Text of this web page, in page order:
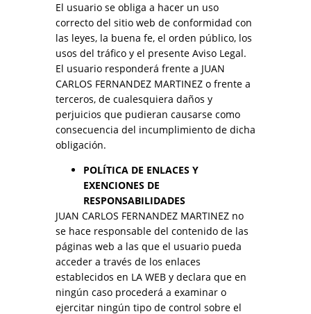
El usuario se obliga a hacer un uso
correcto del sitio web de conformidad con
las leyes, la buena fe, el orden público, los
usos del tráfico y el presente Aviso Legal.
El usuario responderá frente a JUAN
CARLOS FERNANDEZ MARTINEZ o frente a
terceros, de cualesquiera daños y
perjuicios que pudieran causarse como
consecuencia del incumplimiento de dicha
obligación.
POLÍTICA DE ENLACES Y
EXENCIONES DE
RESPONSABILIDADES
JUAN CARLOS FERNANDEZ MARTINEZ no
se hace responsable del contenido de las
páginas web a las que el usuario pueda
acceder a través de los enlaces
establecidos en LA WEB y declara que en
ningún caso procederá a examinar o
ejercitar ningún tipo de control sobre el